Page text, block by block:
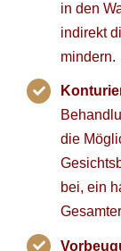
in den
indirekt
mindern.
die
bei, ein